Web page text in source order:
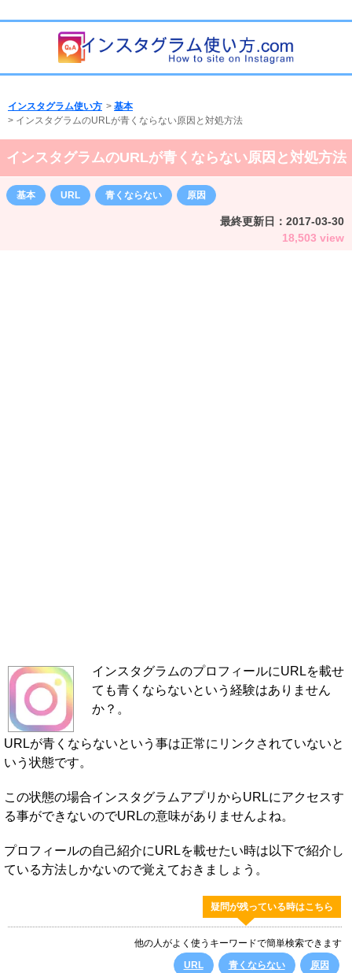
インスタグラム使い方 > 基本
> インスタグラムのURLが青くならない原因と対処方法
インスタグラムのURLが青くならない原因と対処方法
基本 URL 青くならない 原因
最終更新日： 2017-03-30
18,503 view
インスタグラムのプロフィールにURLを載せ
ても青くならないという経験はありません
か？。
URLが青くならないという事は正常にリンクされていないと
いう状態です。
この状態の場合インスタグラムアプリからURLにアクセスす
る事ができないのでURLの意味がありませんよね。
プロフィールの自己紹介にURLを載せたい時は以下で紹介し
ている方法しかないので覚えておきましょう。
疑問が残っている時はこちら
他の人がよく使うキーワードで簡単検索できます
URL
青くならない 原因